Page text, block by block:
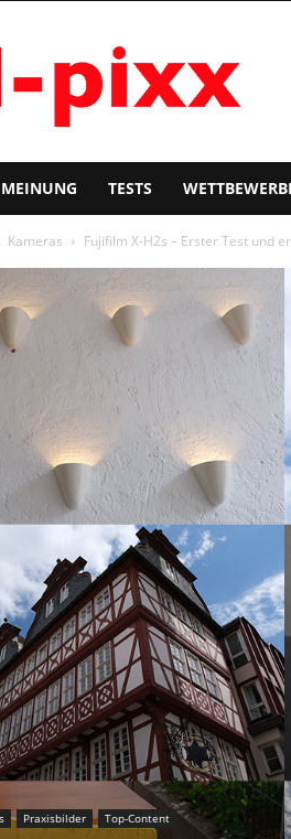
MEINUNG TESTS
Kameras Fujifilm X-H2s – Erster Test und
Praxisbilder Top-Content